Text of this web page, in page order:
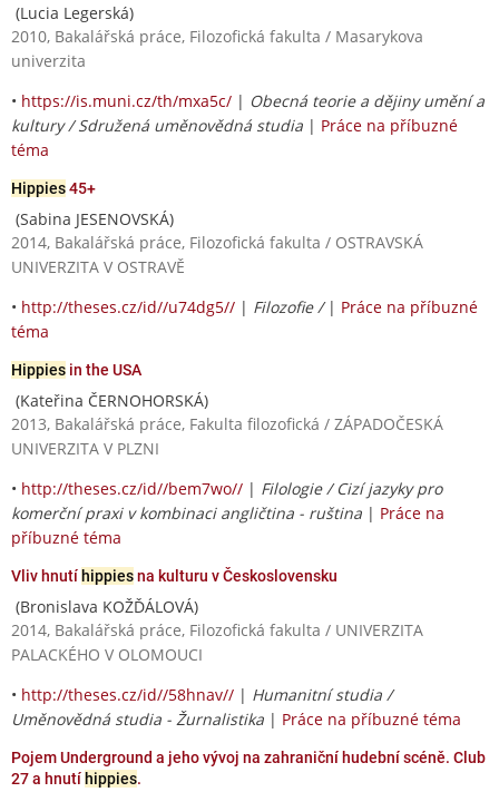
(Lucia Legerská)
2010, Bakalářská práce, Filozofická fakulta / Masarykova
univerzita
• https://is.muni.cz/th/mxa5c/ | Obecná teorie a dějiny umění a
kultury / Sdružená uměnovědná studia | Práce na příbuzné
téma
Hippies45+
(Sabina JESENOVSKÁ)
2014, Bakalářská práce, Filozofická fakulta / OSTRAVSKÁ
UNIVERZITA V OSTRAVĚ
• http://theses.cz/id//u74dg5// | Filozofie / | Práce na příbuzné
téma
Hippies in the USA
(Kateřina ČERNOHORSKÁ)
2013, Bakalářská práce, Fakulta filozofická / ZÁPADOČESKÁ
UNIVERZITA V PLZNI
• http://theses.cz/id//bem7wo// | Filologie / Cizí jazyky pro
komerční praxi v kombinaci angličtina - ruština | Práce na
příbuzné téma
Vliv hnutí hippiesna kulturu v Československu
(Bronislava KOŽĎÁLOVÁ)
2014, Bakalářská práce, Filozofická fakulta / UNIVERZITA
PALACKÉHO V OLOMOUCI
• http://theses.cz/id//58hnav// | Humanitní studia /
Uměnovědná studia - Žurnalistika | Práce na příbuzné téma
Pojem Underground a jeho vývoj na zahraniční hudební scéně. Club
27 a hnutí hippies.